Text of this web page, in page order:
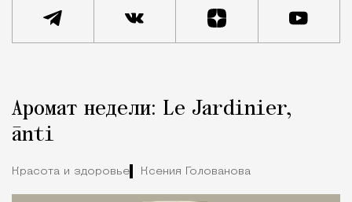
Город
Аромат недели: Le Jardinier,
ānti
Красота и здоровье Ксения Голованова